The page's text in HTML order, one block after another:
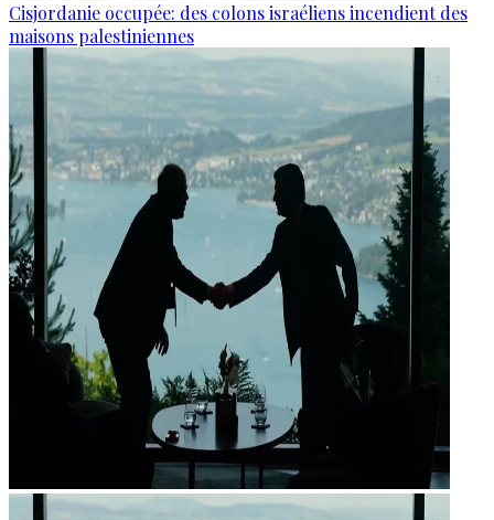
Cisjordanie occupée: des colons israéliens incendient des
maisons palestiniennes